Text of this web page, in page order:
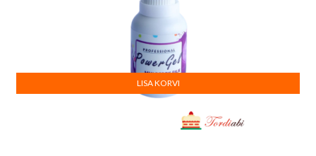
LISA KORVI